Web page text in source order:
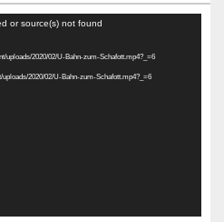
or source(s) not found
uploads/2020/02/U-Bahn-zum-Schafott.mp4?_=6
2020/02/U-Bahn-zum-Schafott.mp4?_=6